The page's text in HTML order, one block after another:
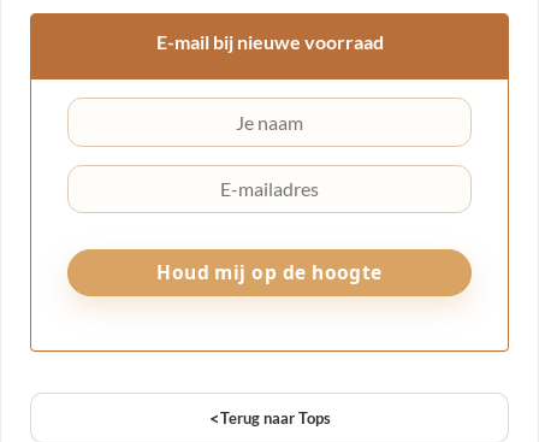
E-mail bij nieuwe voorraad
<Terug naar Tops